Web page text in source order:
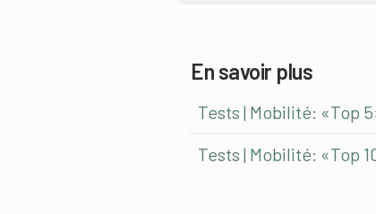
En savoir plus
Tests | Mobilité: «Top
Tests | Mobilité: «Top